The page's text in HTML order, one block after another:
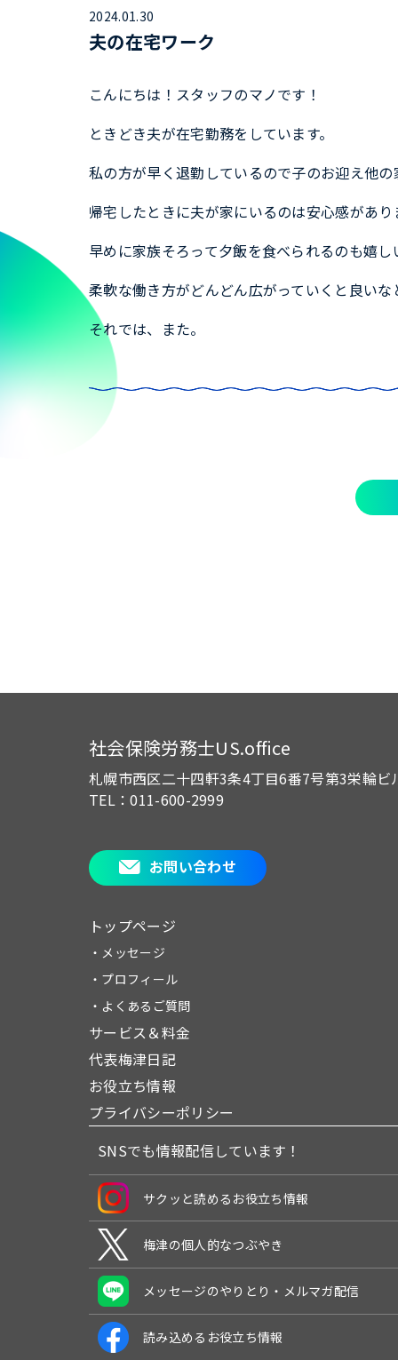
2024.01.30
夫の在宅ワーク
こんにちは！スタッフのマノです！
ときどき夫が在宅勤務をしています。
私の方が早く退勤しているので子のお迎え他
帰宅したときに夫が家にいるのは安心感があり
早めに家族そろって夕飯を食べられるのも嬉し
柔軟な働き方がどんどん広がっていくと良い
それでは、また。
社会保険労務士US.office
札幌市西区二十四軒3条4丁目6番7号第3栄輪ビ
TEL：011-600-2999
お問い合わせ
トップページ
・メッセージ
・プロフィール
・よくあるご質問
サービス＆料金
代表梅津日記
お役立ち情報
プライバシーポリシー
SNSでも情報配信しています！
サクッと読めるお役立ち情報
梅津の個人的なつぶやき
メッセージのやりとり・メルマガ配信
読み込めるお役立ち情報